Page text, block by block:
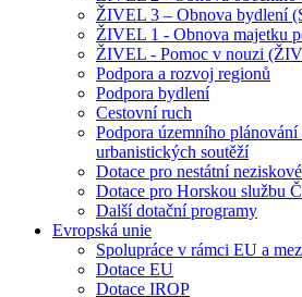
ŽIVEL 3 – Obnova bydlení
ŽIVEL 1 - Obnova majetku
ŽIVEL - Pomoc v nouzi
Podpora a rozvoj regionů
Podpora bydlení
Cestovní ruch
Podpora územního
urbanistických soutěží
Dotace pro nestátní
Dotace pro Horskou službu
Další dotační programy
Evropská unie
Spolupráce v rámci EU a
Dotace EU
Dotace IROP